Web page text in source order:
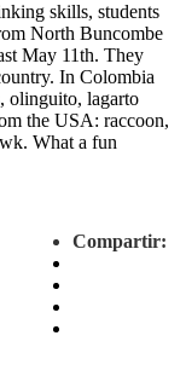
skills, students
North Buncombe
May 11th. They
In Colombia
olinguito, lagarto
the USA: raccoon,
What a fun
Compartir: